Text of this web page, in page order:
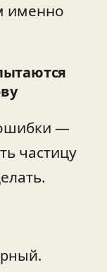
именно
—
частицу